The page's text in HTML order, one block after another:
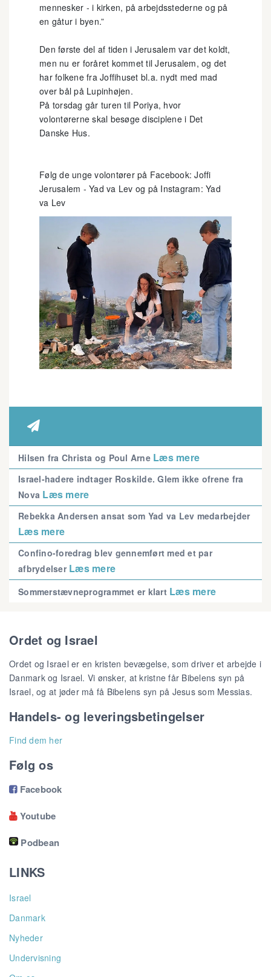
mennesker - i kirken, på arbejdsstederne og på
en gåtur i byen.”
Den første del af tiden i Jerusalem var det koldt,
men nu er foråret kommet til Jerusalem, og det
har folkene fra Joffihuset bl.a. nydt med mad
over bål på Lupinhøjen.
På torsdag går turen til Poriya, hvor
volontørerne skal besøge disciplene i Det
Danske Hus.
Følg de unge volontører på Facebook: Joffi
Jerusalem - Yad va Lev og på Instagram: Yad
va Lev

Hilsen fra Christa og Poul Arne Læs mere
Israel-hadere indtager Roskilde. Glem ikke ofrene fra
Nova Læs mere
Rebekka Andersen ansat som Yad va Lev medarbejder
Læs mere
Confino-foredrag blev gennemført med et par
afbrydelser Læs mere
Sommerstævneprogrammet er klart Læs mere
Ordet og Israel
Ordet og Israel er en kristen bevægelse, som driver et arbejde i
Danmark og Israel. Vi ønsker, at kristne får Bibelens syn på
Israel, og at jøder må få Bibelens syn på Jesus som Messias.
Handels- og leveringsbetingelser
Find dem her
Følg os
Facebook
Youtube
Podbean
LINKS
Israel
Danmark
Nyheder
Undervisning